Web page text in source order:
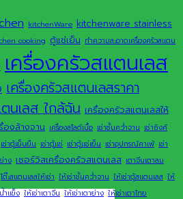
kitchenWare kitchenware stainless
cooking ตู้แช่เย็น ทำความสะอาดเครื่องครัวสแตน
เครื่องครัวสแตนเลส
เครื่องครัวสแตนเลสราคา
นเลส ใกล้ฉัน เครื่องครัวสแตนเลสให้
องล้างจาน เครื่องสไลด์เนื้อ เช่าชั้นคว่ำจาน เช่าซิงค์
เช่าตู้เย็นยืน เช่าตู้แช่ เช่าตู้แช่เย็น เช่าอุปกรณ์คาเฟ่ เช่า
าง เซอร์วิสเครื่องครัวสแตนเลส เตาจีนเตาลม
โต๊ะสแตนเลสให้เช่า ให้เช่าชั้นคว่ำจาน ให้เช่าตู้สแตนเลส ให้
ำแข็ง ให้เช่าเตาจีน ให้เช่าเตาย่าง ให้เช่าเตาไทย